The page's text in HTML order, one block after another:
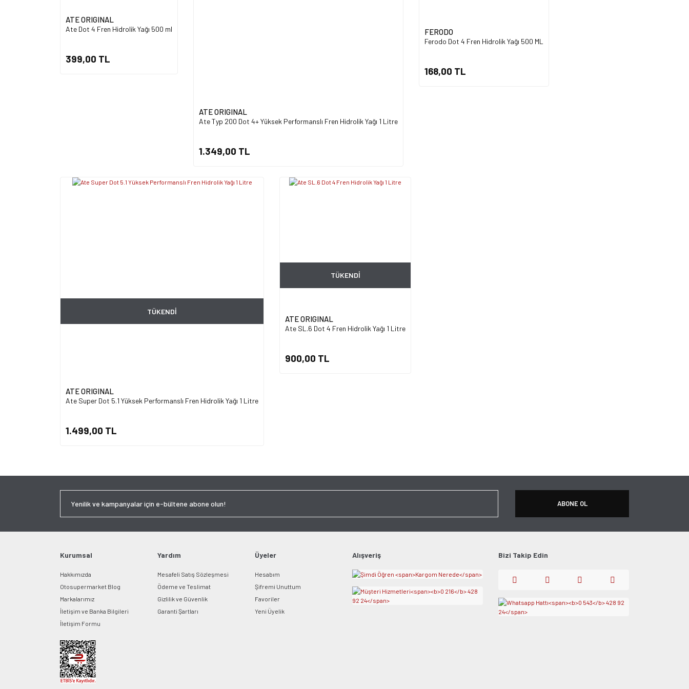
ATE ORIGINAL
Ate Dot 4 Fren Hidrolik Yağı 500 ml
399,00 TL
ATE ORIGINAL
Ate Typ 200 Dot 4+ Yüksek Performanslı Fren Hidrolik Yağı 1 Litre
1.349,00 TL
FERODO
Ferodo Dot 4 Fren Hidrolik Yağı 500 ML
168,00 TL
TÜKENDİ
ATE ORIGINAL
Ate Super Dot 5.1 Yüksek Performanslı Fren Hidrolik Yağı 1 Litre
1.499,00 TL
TÜKENDİ
ATE ORIGINAL
Ate SL.6 Dot 4 Fren Hidrolik Yağı 1 Litre
900,00 TL
ABONE OL
Kurumsal
Hakkımızda
Otosupermarket Blog
Markalarımız
İletişim ve Banka Bilgileri
İletişim Formu
Yardım
Mesafeli Satış Sözleşmesi
Ödeme ve Teslimat
Gizlilik ve Güvenlik
Garanti Şartları
Üyeler
Hesabım
Şifremi Unuttum
Favoriler
Yeni Üyelik
Alışveriş Bizi Takip Edin